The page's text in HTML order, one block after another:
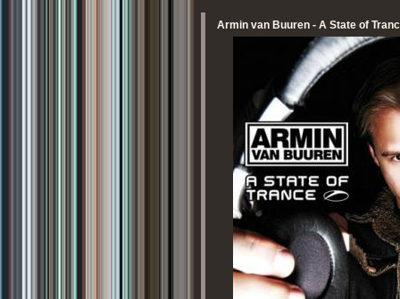
Armin van Buuren - A State of